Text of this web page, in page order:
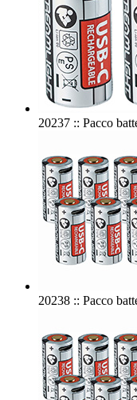
20237 :: Pacco
20238 :: Pacco